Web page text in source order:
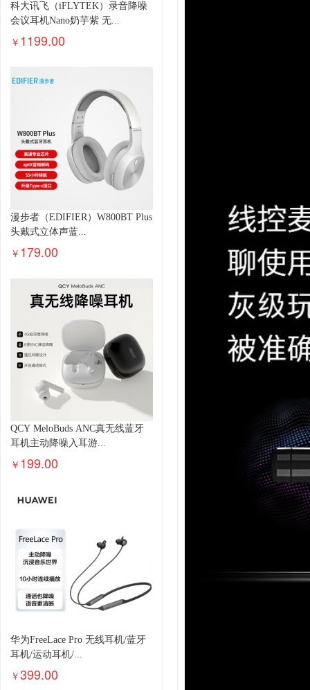
科大讯飞（iFLYTEK）录音降噪
会议耳机Nano奶芋紫 无...
￥ 1199.00
漫步者（EDIFIER）W800BT Plus
头戴式立体声蓝...
￥ 179.00
QCY MeloBuds ANC真无线蓝牙
耳机主动降噪入耳游...
￥ 199.00
华为FreeLace Pro 无线耳机/蓝牙
耳机/运动耳机/...
￥399.00